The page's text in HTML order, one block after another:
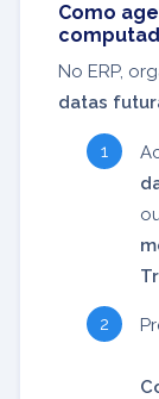
Como
No ERP,
datas